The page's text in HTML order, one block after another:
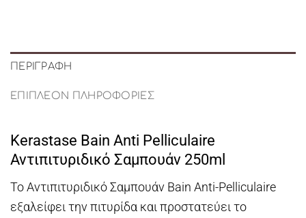
ΠΕΡΙΓΡΑΦΉ
ΕΠΙΠΛΈΟΝ ΠΛΗΡΟΦΟΡΊΕΣ
Kerastase Bain Anti Pelliculaire
Αντιπιτυριδικό Σαμπουάν 250ml
Το Αντιπιτυριδικό Σαμπουάν Bain Anti-Pelliculaire
εξαλείφει την πιτυρίδα και προστατεύει το